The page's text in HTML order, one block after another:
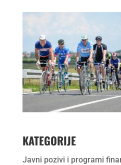
KATEGORIJE
Javni pozivi i programi